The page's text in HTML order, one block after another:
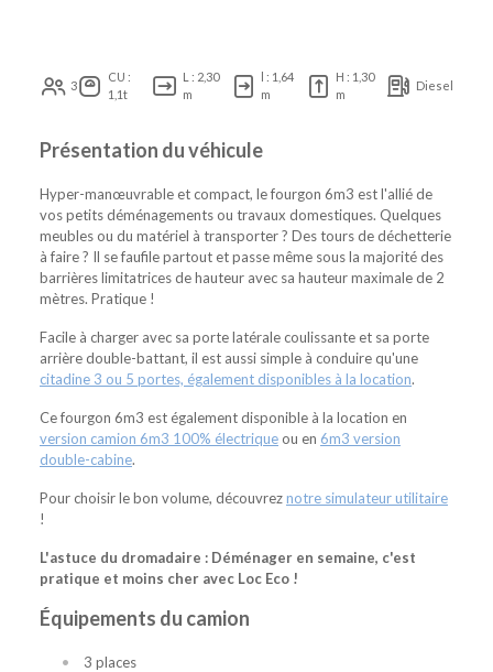
3
CU :
1,1t
L : 2,30
m
l : 1,64
m
H : 1,30
m
Diesel
Présentation du véhicule
Hyper-manœuvrable et compact, le fourgon 6m3 est l'allié de
vos petits déménagements ou travaux domestiques. Quelques
meubles ou du matériel à transporter ? Des tours de déchetterie
à faire ? Il se faufile partout et passe même sous la majorité des
barrières limitatrices de hauteur avec sa hauteur maximale de 2
mètres. Pratique !
Facile à charger avec sa porte latérale coulissante et sa porte
arrière double-battant, il est aussi simple à conduire qu'une
citadine 3 ou 5 portes, également disponibles à la location.
Ce fourgon 6m3 est également disponible à la location en
version camion 6m3 100% électrique ou en 6m3 version
double-cabine.
Pour choisir le bon volume, découvreznotre simulateur utilitaire
!
L'astuce du dromadaire : Déménager en semaine, c'est
pratique et moins cher avec Loc Eco !
Équipements du camion
3 places